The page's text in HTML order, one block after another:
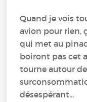
Quand je vois
avion pour rien,
qui met au
boiront pas cet
tourne autour
désespérant...